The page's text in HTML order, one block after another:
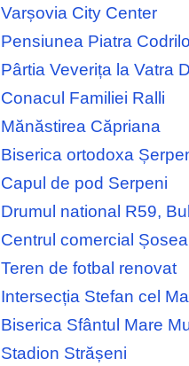
Varșovia City Center
Pensiunea Piatra
Pârtia Veverița la Vatra
Conacul Familiei Ralli
Mănăstirea Căpriana
Biserica ortodoxa
Capul de pod Serpeni
Drumul national R59,
Centrul comercial
Teren de fotbal renovat
Intersecția Stefan cel
Biserica Sfântul Mare
Stadion Strășeni